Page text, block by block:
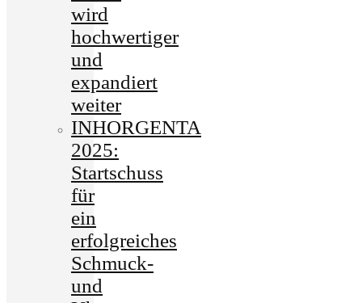
wird
hochwertiger
und
expandiert
weiter
INHORGENTA
2025:
Startschuss
für
ein
erfolgreiches
Schmuck-
und